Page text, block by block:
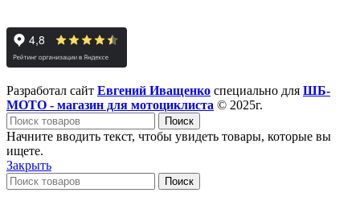
Разработал сайт Евгений Иващенко специально для ШБ-
МОТО - магазин для мотоциклиста © 2025г.
Поиск
Начните вводить текст, чтобы увидеть товары, которые вы
ищете.
Закрыть
Поиск